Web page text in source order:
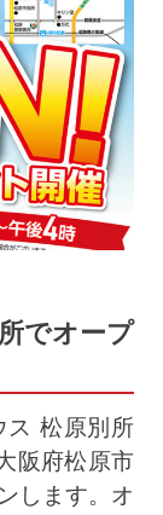
でオープ
ス 松原別所
阪府松原市
します。オ